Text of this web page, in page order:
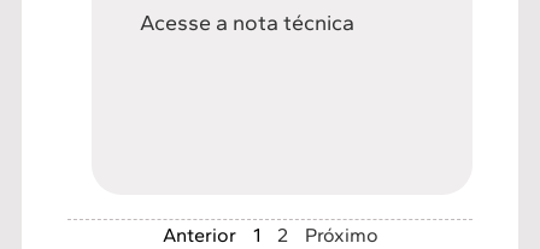
Acesse a nota técnica
Anterior 1 2 Próximo